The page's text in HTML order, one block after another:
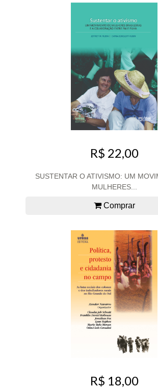
R$ 22,00
SUSTENTAR O ATIVISMO: UM
MULHERES...
Comprar
R$ 18,00